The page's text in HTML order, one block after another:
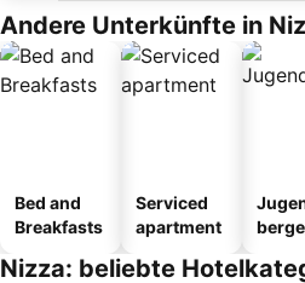
Andere Unterkünfte in
Bed and
Breakfasts
Serviced
apartment
Nizza: beliebte